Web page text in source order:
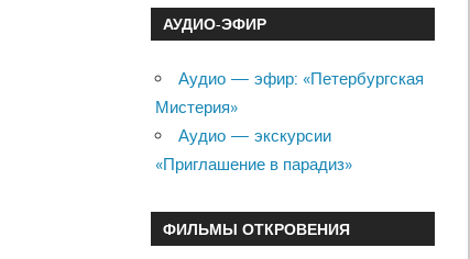
АУДИО-ЭФИР
Аудио — эфир: «Петербургская
Мистерия»
Аудио — экскурсии
«Приглашение в парадиз»
ФИЛЬМЫ ОТКРОВЕНИЯ